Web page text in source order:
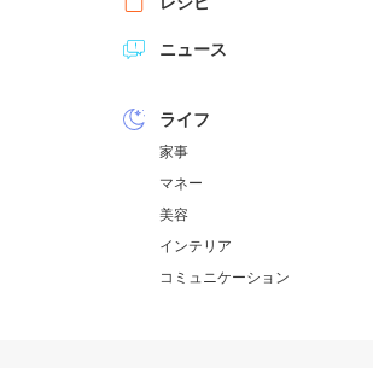
ニュース
ライフ
家事
マネー
美容
インテリア
コミュニケーション